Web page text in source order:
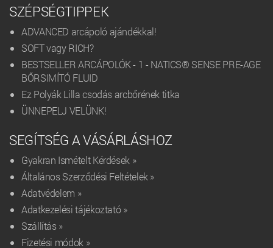
SZÉPSÉGTIPPEK
ADVANCED arcápoló ajándékkal!
SOFT vagy RICH?
BESTSELLER ARCÁPOLÓK - 1 - NATICS® SENSE PRE-AGE
BŐRSIMÍTÓ FLUID
Ez Polyák Lilla csodás arcbőrének titka
ÜNNEPELJ VELÜNK!
SEGÍTSÉG A VÁSÁRLÁSHOZ
Gyakran Ismételt Kérdések »
Általános Szerződési Feltételek »
Adatvédelem »
Adatkezelési tájékoztató »
Szállítás »
Fizetési módok »